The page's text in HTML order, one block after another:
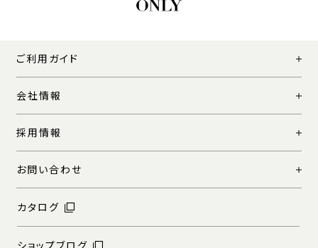
ご利用ガイド
会社情報
採用情報
お問い合わせ
カタログ
ショップブログ